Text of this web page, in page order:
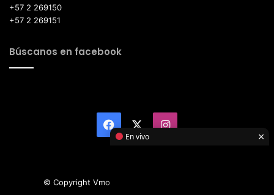
+57 2 269150
+57 2 269151
Búscanos en facebook
Facebook Instagram
© Copyright Vmotor TI 2026, All Rights Reserved
En vivo ×